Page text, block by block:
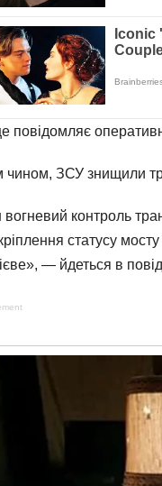
повідомляє
чином, ЗСУ знищили
контроль
статусу
— йдеться в